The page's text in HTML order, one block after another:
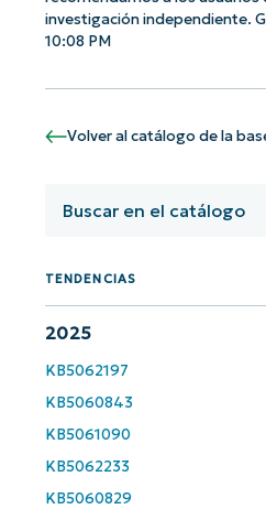
investigación independiente.
10:08 PM
Volver al catálogo de la
TENDENCIAS
2025
KB5062197
KB5060843
KB5061090
KB5062233
KB5060829
Phone
number*